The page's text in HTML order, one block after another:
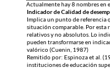
Actualmente hay 8 nombres en
Indicador de Calidad de
Implica un punto de referencia
situación comparable. Por esta
relativos y no absolutos. Lo
pueden transformarse en
valórico (Cuenin, 1987)
Remitido por: Espinoza et al.
instituciones de educación